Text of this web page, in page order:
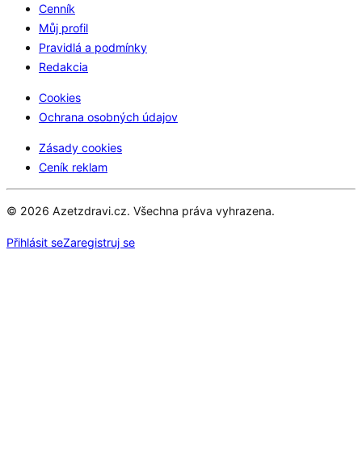
Cenník
Můj profil
Pravidlá a podmínky
Redakcia
Cookies
Ochrana osobných údajov
Zásady cookies
Ceník reklam
© 2026 Azetzdravi.cz. Všechna práva vyhrazena.
Přihlásit seZaregistruj se